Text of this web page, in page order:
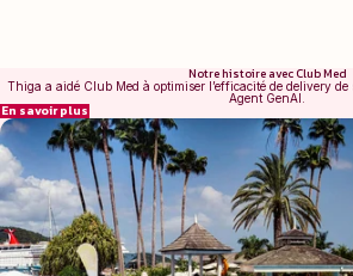
Notre histoire avec Club Med
Thiga a aidé Club Med à optimiser l’efficacité de delivery
Agent GenAI.
En savoir plus